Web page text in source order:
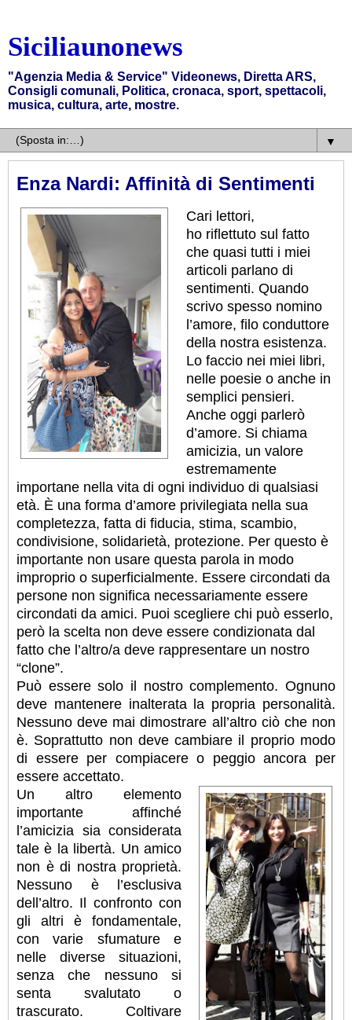
Siciliaunonews
"Agenzia Media & Service" Videonews, Diretta ARS,
Consigli comunali, Politica, cronaca, sport, spettacoli,
musica, cultura, arte, mostre.
▼
Enza Nardi: Affinità di Sentimenti
Cari lettori,
ho riflettuto sul fatto
che quasi tutti i miei
articoli parlano di
sentimenti. Quando
scrivo spesso nomino
l’amore, filo conduttore
della nostra esistenza.
Lo faccio nei miei libri,
nelle poesie o anche in
semplici pensieri.
Anche oggi parlerò
d’amore. Si chiama
amicizia, un valore
estremamente
importane nella vita di ogni individuo di qualsiasi
età. È una forma d’amore privilegiata nella sua
completezza, fatta di fiducia, stima, scambio,
condivisione, solidarietà, protezione. Per questo è
importante non usare questa parola in modo
improprio o superficialmente. Essere circondati da
persone non significa necessariamente essere
circondati da amici. Puoi scegliere chi può esserlo,
però la scelta non deve essere condizionata dal
fatto che l’altro/a deve rappresentare un nostro
“clone”.
Può essere solo il nostro complemento. Ognuno
deve mantenere inalterata la propria personalità.
Nessuno deve mai dimostrare all’altro ciò che non
è. Soprattutto non deve cambiare il proprio modo
di essere per compiacere o peggio ancora per
essere accettato.
Un altro elemento
importante affinché
l’amicizia sia considerata
tale è la libertà. Un amico
non è di nostra proprietà.
Nessuno è l’esclusiva
dell’altro. Il confronto con
gli altri è fondamentale,
con varie sfumature e
nelle diverse situazioni,
senza che nessuno si
senta svalutato o
trascurato. Coltivare